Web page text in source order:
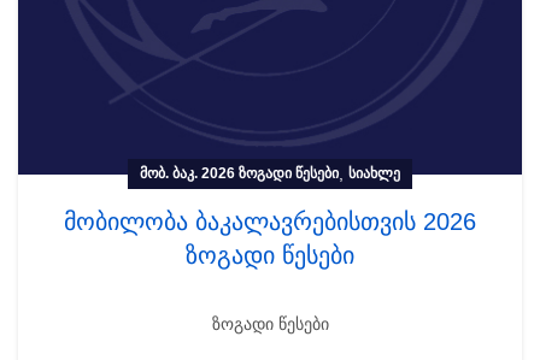
ᲛᲝᲑ. ᲑᲐᲙ. 2026 ᲖᲝᲒᲐᲓᲘ ᲬᲔᲡᲔᲑᲘ ᲡᲘᲐᲮᲚᲔ
მობილობა ბაკალავრებისთვის 2026
ზოგადი წესები
ზოგადი წესები